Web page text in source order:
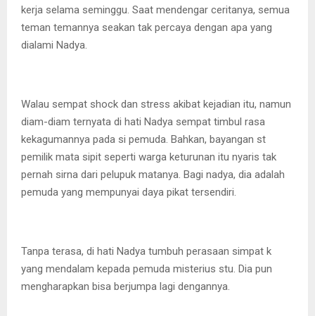
kerja selama seminggu. Saat mendengar ceritanya, semua
teman temannya seakan tak percaya dengan apa yang
dialami Nadya.
Walau sempat shock dan stress akibat kejadian itu, namun
diam-diam ternyata di hati Nadya sempat timbul rasa
kekagumannya pada si pemuda. Bahkan, bayangan st
pemilik mata sipit seperti warga keturunan itu nyaris tak
pernah sirna dari pelupuk matanya. Bagi nadya, dia adalah
pemuda yang mempunyai daya pikat tersendiri.
Tanpa terasa, di hati Nadya tumbuh perasaan simpat k
yang mendalam kepada pemuda misterius stu. Dia pun
mengharapkan bisa berjumpa lagi dengannya.